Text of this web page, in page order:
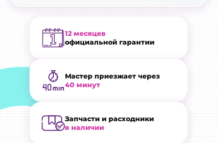
12 месяцев
официальной гарантии
Мастер приезжает через
40 минут
Запчасти и расходники
в наличии